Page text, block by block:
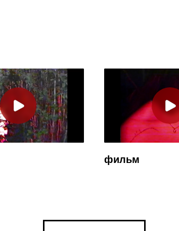
фильм